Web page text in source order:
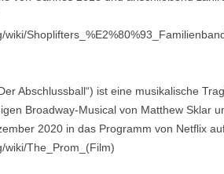
wiki/
Abschlussball“) ist eine musikalische
Broadway-Musical von Matthew Sklar
2020 in das Programm von Netflix
wiki/The_Prom_(Film)